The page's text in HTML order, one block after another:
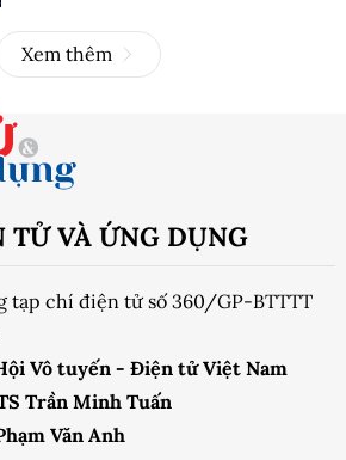
Xem thêm
VÀ ỨNG DỤNG
tạp chí điện tử số 360/GP-BTTTT
Vô tuyến - Điện tử Việt Nam
Trần Minh Tuấn
Văn Anh